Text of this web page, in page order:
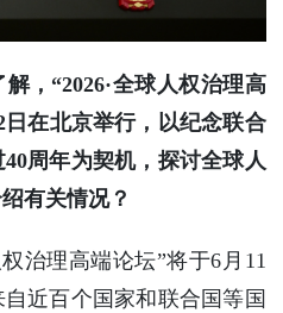
使馆领
导及部
门负责
人
联系方
式
使馆掠
，“2026·全球人权治理高
在北京举行，以纪念联合
周年为契机，探讨全球人
有关情况？
治理高端论坛”将于6月11
近百个国家和联合国等国